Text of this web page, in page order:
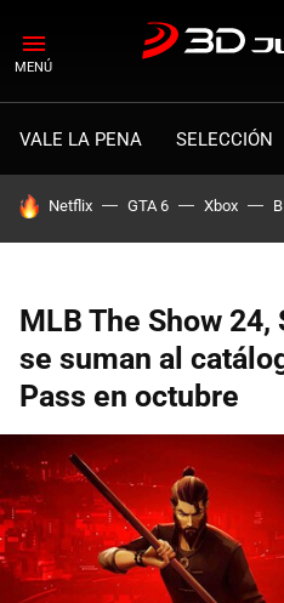
MENÚ
VALE LA PENA SELECCIÓN
HOY SE HABLA DE
Netflix GTA 6 Xbox
MLB The Show
se suman al
Pass en octubre